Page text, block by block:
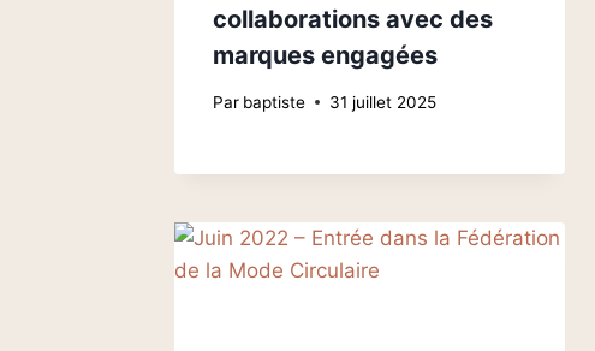
collaborations avec des
marques engagées
Par baptiste 31 juillet 2025